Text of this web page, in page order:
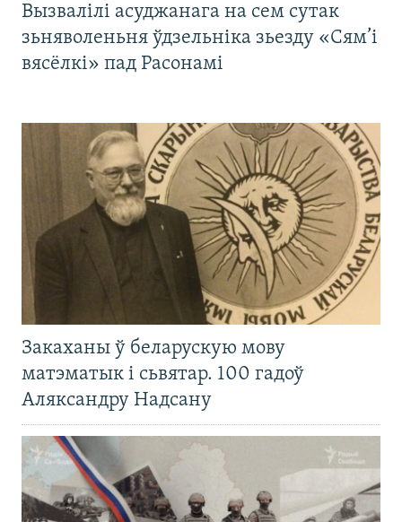
Вызвалілі асуджанага на сем сутак
зьняволеньня ўдзельніка зьезду «Сям’і
вясёлкі» пад Расонамі
Закаханы ў беларускую мову
матэматык і сьвятар. 100 гадоў
Аляксандру Надсану